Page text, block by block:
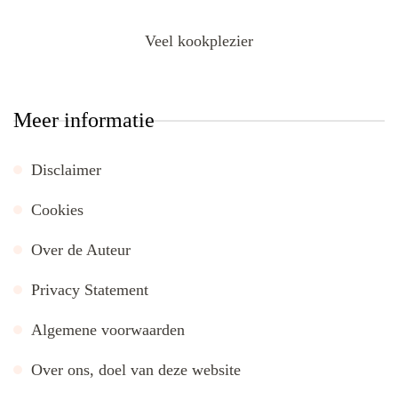
Veel kookplezier
Meer informatie
Disclaimer
Cookies
Over de Auteur
Privacy Statement
Algemene voorwaarden
Over ons, doel van deze website